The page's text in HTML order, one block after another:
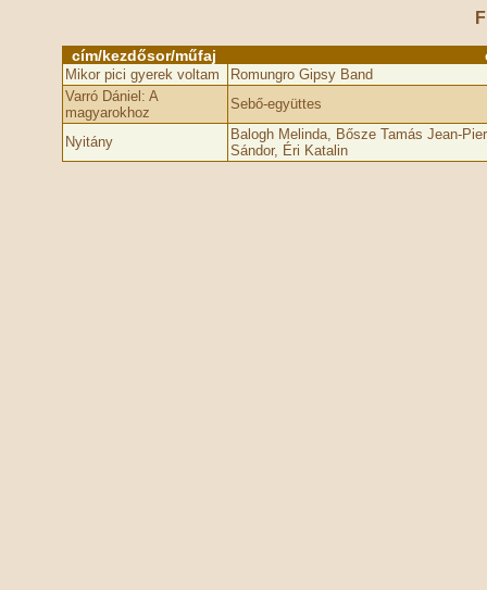
cím/kezdősor/műfaj
Mikor pici gyerek voltam
Romungro Gipsy Band
Varró Dániel: A
magyarokhoz
Sebő-együttes
Nyitány
Balogh Melinda, Bősze Tamás Jean-
Sándor, Éri Katalin